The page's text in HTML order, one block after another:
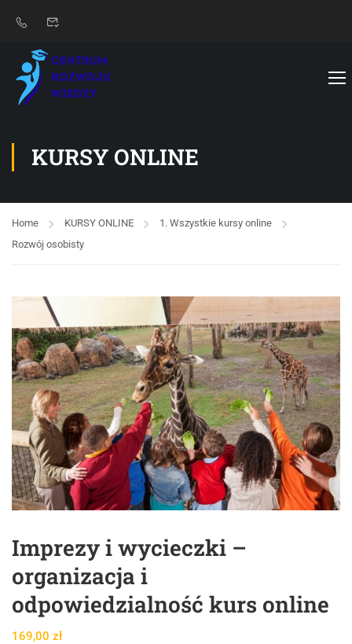
KURSY ONLINE
Home KURSY ONLINE
1. Wszystkie kursy online
Rozwój osobisty
Imprezy i wycieczki –
organizacja i
odpowiedzialność kurs online
169,00 zł